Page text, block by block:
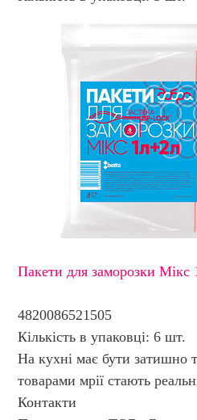
Пакети для заморозки
4820086521505
Кількість в упаковці: 6 шт.
На кухні має бути затишно
товарами мрії стають
Контакти